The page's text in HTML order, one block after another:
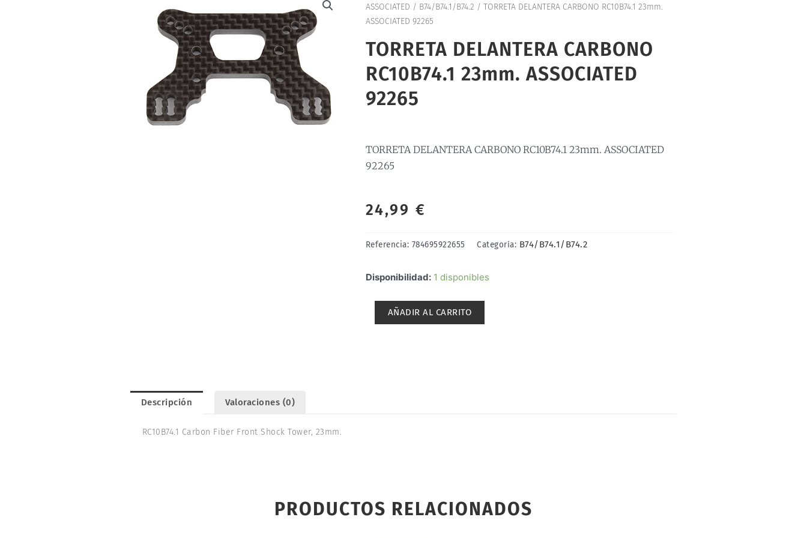
ASSOCIATED / B74/B74.1/B74.2 / TORRETA DELANTERA CARBONO RC10B74.1 23mm.
ASSOCIATED 92265
TORRETA DELANTERA CARBONO
RC10B74.1 23mm. ASSOCIATED
92265
TORRETA DELANTERA CARBONO RC10B74.1 23mm. ASSOCIATED
92265
24,99 €
Referencia: 784695922655 Categoría: B74/B74.1/B74.2
Disponibilidad: 1 disponibles
TORRETA
CARBONO
AÑADIR AL CARRITO
Descripción Valoraciones (0)
RC10B74.1 Carbon Fiber Front Shock Tower, 23mm.
PRODUCTOS RELACIONADOS